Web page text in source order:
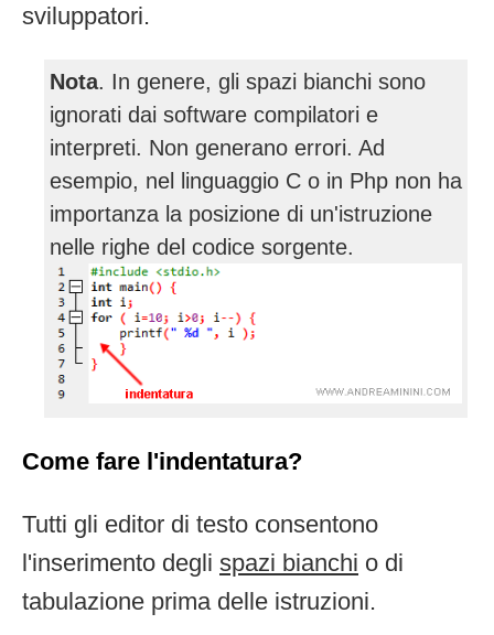
sviluppatori.
Nota. In genere, gli spazi bianchi sono
ignorati dai software compilatori e
interpreti. Non generano errori. Ad
esempio, nel linguaggio C o in Php non ha
importanza la posizione di un'istruzione
nelle righe del codice sorgente.
Come fare l'indentatura?
Tutti gli editor di testo consentono
l'inserimento degli spazi bianchi o di
tabulazione prima delle istruzioni.